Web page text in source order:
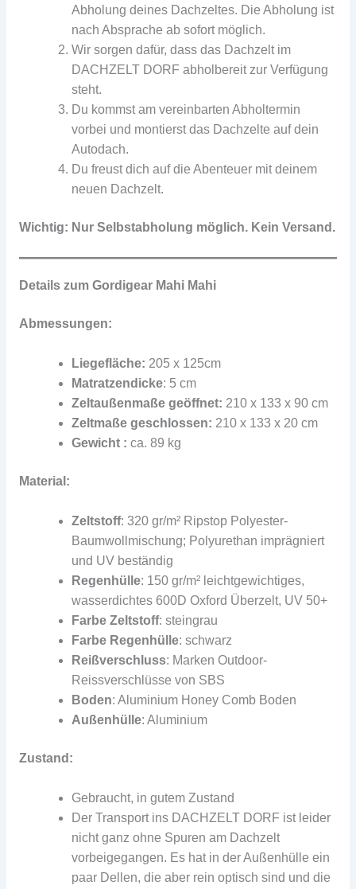
Abholung deines Dachzeltes. Die Abholung ist
nach Absprache ab sofort möglich.
Wir sorgen dafür, dass das Dachzelt im
DACHZELT DORF abholbereit zur Verfügung
steht.
Du kommst am vereinbarten Abholtermin
vorbei und montierst das Dachzelte auf dein
Autodach.
Du freust dich auf die Abenteuer mit deinem
neuen Dachzelt.
Wichtig: Nur Selbstabholung möglich. Kein Versand.
Details zum Gordigear Mahi Mahi
Abmessungen:
Liegefläche: 205 x 125cm
Matratzendicke: 5 cm
Zeltaußenmaße geöffnet: 210 x 133 x 90 cm
Zeltmaße geschlossen: 210 x 133 x 20 cm
Gewicht : ca. 89 kg
Material:
Zeltstoff: 320 gr/m² Ripstop Polyester-
Baumwollmischung; Polyurethan imprägniert
und UV beständig
Regenhülle: 150 gr/m² leichtgewichtiges,
wasserdichtes 600D Oxford Überzelt, UV 50+
Farbe Zeltstoff: steingrau
Farbe Regenhülle: schwarz
Reißverschluss: Marken Outdoor-
Reissverschlüsse von SBS
Boden: Aluminium Honey Comb Boden
Außenhülle: Aluminium
Zustand:
Gebraucht, in gutem Zustand
Der Transport ins DACHZELT DORF ist leider
nicht ganz ohne Spuren am Dachzelt
vorbeigegangen. Es hat in der Außenhülle ein
paar Dellen, die aber rein optisch sind und die